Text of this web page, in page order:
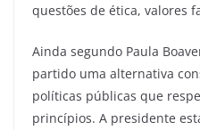
questões de ética, valores
Ainda segundo Paula
partido uma alternativa
políticas públicas que
princípios. A presidente